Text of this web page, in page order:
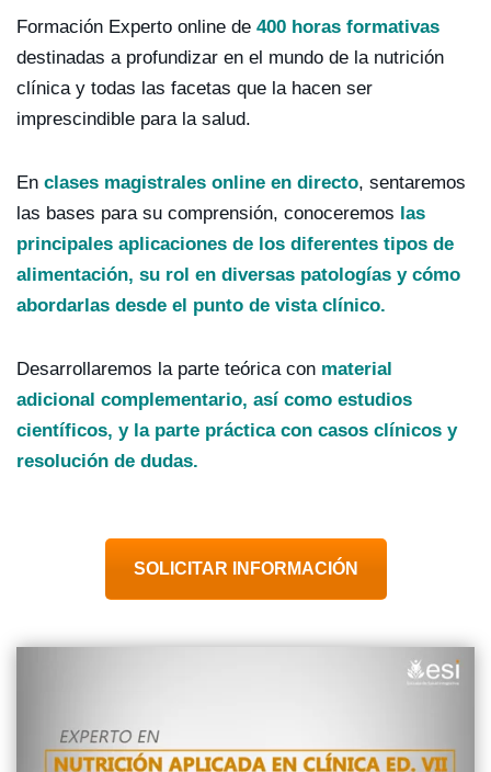
Formación Experto online de 400 horas formativas
destinadas a profundizar en el mundo de la nutrición
clínica y todas las facetas que la hacen ser
imprescindible para la salud.
En clases magistrales online en directo, sentaremos
las bases para su comprensión, conoceremos las
principales aplicaciones de los diferentes tipos de
alimentación, su rol en diversas patologías y cómo
abordarlas desde el punto de vista clínico.
Desarrollaremos la parte teórica con material
adicional complementario, así como estudios
científicos, y la parte práctica con casos clínicos y
resolución de dudas.
SOLICITAR INFORMACIÓN